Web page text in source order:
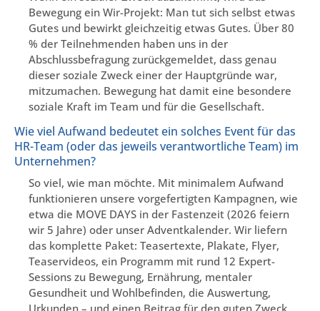
Bewegung ein Wir-Projekt: Man tut sich selbst etwas
Gutes und bewirkt gleichzeitig etwas Gutes. Über 80
% der Teilnehmenden haben uns in der
Abschlussbefragung zurückgemeldet, dass genau
dieser soziale Zweck einer der Hauptgründe war,
mitzumachen. Bewegung hat damit eine besondere
soziale Kraft im Team und für die Gesellschaft.
Wie viel Aufwand bedeutet ein solches Event für das
HR-Team (oder das jeweils verantwortliche Team) im
Unternehmen?
So viel, wie man möchte. Mit minimalem Aufwand
funktionieren unsere vorgefertigten Kampagnen, wie
etwa die MOVE DAYS in der Fastenzeit (2026 feiern
wir 5 Jahre) oder unser Adventkalender. Wir liefern
das komplette Paket: Teasertexte, Plakate, Flyer,
Teaservideos, ein Programm mit rund 12 Expert-
Sessions zu Bewegung, Ernährung, mentaler
Gesundheit und Wohlbefinden, die Auswertung,
Urkunden – und einen Beitrag für den guten Zweck.